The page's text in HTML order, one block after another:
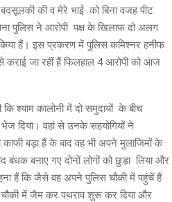
की व मेरे भाई को बिना वजह पीट
पुलिस ने आरोपी पक्ष के खिलाफ दो अलग
हैं। इस प्रकरण में पुलिस कमिश्नर हनीफ
कराई जा रहीं हैं फिलहाल 4 आरोपी को आज
श्याम कालोनी में दो समुदायों के बीच
दिया। वहां से उनके सहयोगियों ने
बड़ा हैं के बाद वह भी अपने मुलाजिमों के
बनाए गए दोनों लोगों को छुड़ा लिया और
हैं कि जैसे वह अपने पुलिस चौकी में पहुंचें हैं
में जैम कर पथराव शुरू कर दिया और